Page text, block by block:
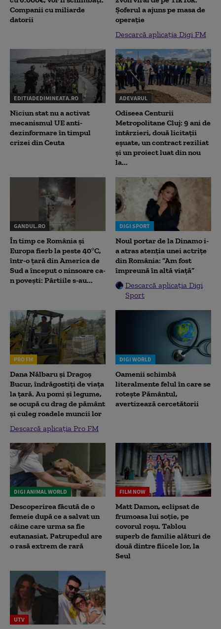
Companii cu miliarde
datorii
Șoferul a ajuns pe masa de
operație
Descarcă aplicația Digi FM
EDITIADEDIMINEATA.RO
Niciun stat nu a activat
mecanismul UE anti-
dezinformare în timpul
crizei din Ceuta
ADEVARUL
Odiseea Centurii
Metropolitane Cluj: 9 ani de
întârzieri, două licitații
eșuate, un contract reziliat
și un proiect luat din nou
la...
GANDUL.RO
În timp ce România și
Europa fierb la peste 40°C,
într-o țară din America de
Sud a început o ninsoare ca-
n povești: Pârtiile s-au...
DIGI SPORT
Noul portar de la Dinamo i-
a atras atenția unei actrițe
din România: ”Am fost
împreună în altă viață”
Descarcă aplicația Digi
Sport
PRO FM
Dana Nălbaru și Dragoș
Bucur, îndrăgostiți de viața
la țară. Au pomi și legume,
se ocupă cu drag de pământ
și culeg roadele muncii lor
Descarcă aplicația Pro FM
DIGI WORLD
Oamenii schimbă
literalmente felul în care se
rotește Pământul,
avertizează cercetătorii
DIGI ANIMAL WORLD
Descoperirea făcută de o
femeie după ce a salvat un
câine care urma sa fie
eutanasiat. Patrupedul are
o rasă extrem de rară
FILM NOW
Matt Damon, eclipsat de
frumoasa lui soție, pe
covorul roșu. Tablou
superb de familie alături de
două dintre fiicele lor, la
Seul
UTV